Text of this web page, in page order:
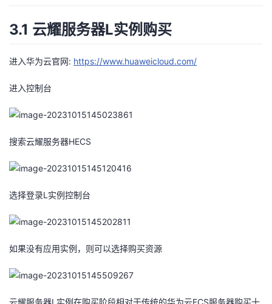
3.1 云耀服务器L实例购买
进入华为云官网: https://www.huaweicloud.com/
进入控制台
搜索云耀服务器HECS
选择登录L实例控制台
如果没有应用实例，则可以选择购买资源
云耀服务器L实例在购买阶段相对于传统的华为云ECS服务器购买十